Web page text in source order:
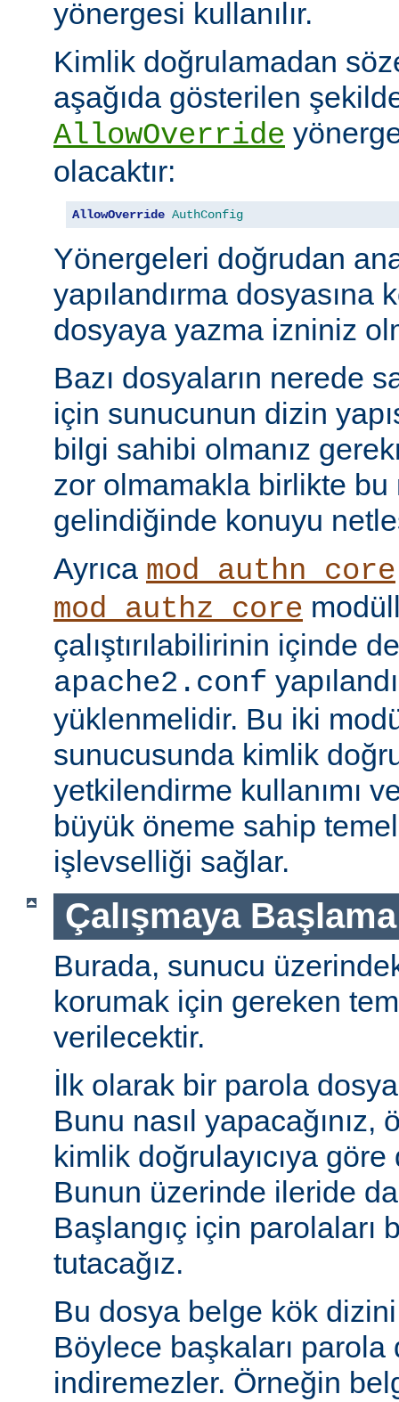
yönergesi kullanılır.
Kimlik doğrulamadan
aşağıda gösterilen
AllowOverride
olacaktır:
AllowOverride AuthConfig
Yönergeleri doğrudan
yapılandırma dosyasına
dosyaya yazma izniniz
Bazı dosyaların nerede
için sunucunun dizin
bilgi sahibi olmanız
zor olmamakla birlikte bu
gelindiğinde konuyu
Ayrıca mod_authn_core
mod_authz_core
çalıştırılabilirinin içinde
apache2.conf
yüklenmelidir. Bu iki
sunucusunda kimlik
yetkilendirme kullanımı
büyük öneme sahip
işlevselliği sağlar.
Çalışmaya Başlama
Burada, sunucu
korumak için gereken
verilecektir.
İlk olarak bir parola
Bunu nasıl
kimlik doğrulayıcıya
Bunun üzerinde ileride
Başlangıç için parolaları
tutacağız.
Bu dosya belge kök dizini
Böylece başkaları parola
indiremezler. Örneğin